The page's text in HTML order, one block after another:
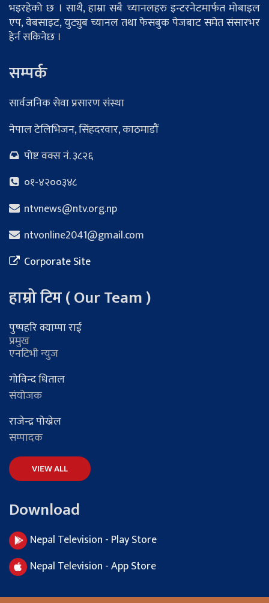
भइरहेको छ । साथै, हाम्रा सबै च्यानलहरु इन्टरनेटमार्फत मोबाइल
एप, वेबसाइट, युट्युब च्यानल तथा फेसबुक पेजबाट समेत संसारभर
हेर्न सकिनेछ ।
सम्पर्क
सार्वजनिक सेवा प्रसारण संस्था
नेपाल टेलिभिजन, सिंहदरवार, काठमाडौं
पोष्ट वक्स नं. ३८२६
०१-४२००३४८
ntvnews@ntv.org.np
ntvonline2041@gmail.com
Corporate Site
हाम्रो टिम ( Our Team )
पुष्पहरि क्याम्पा राई
प्रमुख
एनटिभी न्युज
गोविन्द धिताल
संयोजक
राजेन्द्र पोख्रेल
सम्पादक
VIEW ALL
Download
Nepal Television - Play Store
Nepal Television - App Store